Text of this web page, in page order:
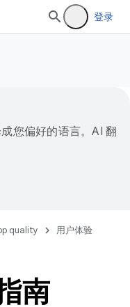
登录
您偏好的语言。AI 翻
quality 用户体验
南